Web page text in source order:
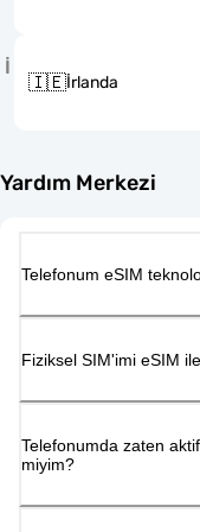
İ
🇮🇪İrlanda
Yardım Merkezi
Telefonum eSIM
Fiziksel SIM'imi eSIM
Telefonumda zaten
miyim?